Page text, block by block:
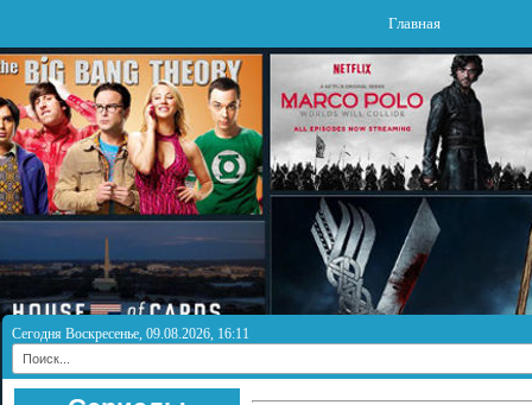
Главная
Сегодня Воскресенье, 09.08.2026, 16:11